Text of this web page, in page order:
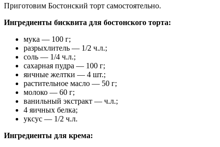
Приготовим Бостонский торт самостоятельно.
Ингредиенты бисквита для бостонского торта:
мука — 100 г;
разрыхлитель — 1/2 ч.л.;
соль — 1/4 ч.л.;
сахарная пудра — 100 г;
яичные желтки — 4 шт.;
растительное масло — 50 г;
молоко — 60 г;
ванильный экстракт — ч.л.;
4 яичных белка;
уксус — 1/2 ч.л.
Ингредиенты для крема: